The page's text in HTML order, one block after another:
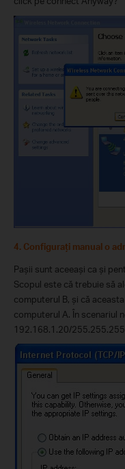
4. Configuraţi manual o
Paşii sunt aceeaşi ca şi
Scopul este că trebuie să
computerul B, şi că
computerul A. În scenariul
192.168.1.20/